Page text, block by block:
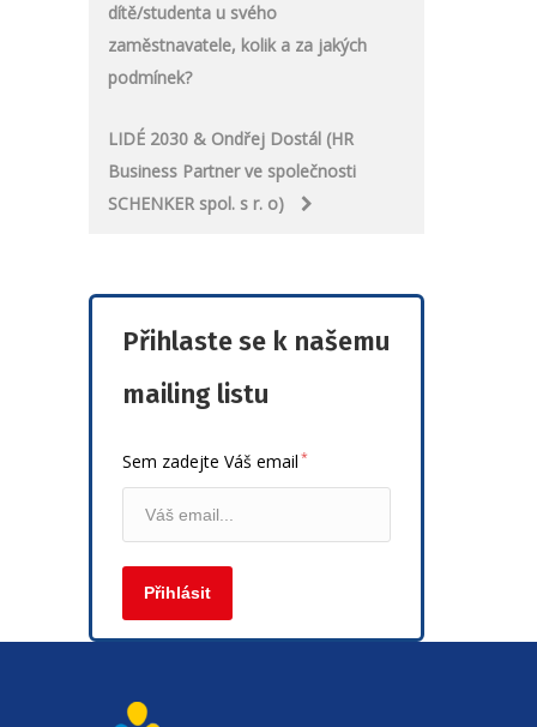
navigation
dítě/studenta u svého
zaměstnavatele, kolik a za jakých
podmínek?
LIDÉ 2030 & Ondřej Dostál (HR
Business Partner ve společnosti
SCHENKER spol. s r. o)
Přihlaste se k našemu
mailing listu
Sem zadejte Váš email *